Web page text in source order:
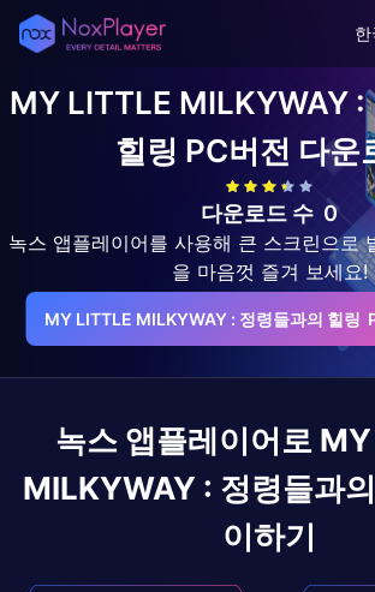
한
MY LITTLE MILKYWAY :
힐링 PC버전 다운
다운로드 수 0
녹스 앱플레이어를 사용해 큰 스크린으로
을 마음껏 즐겨 보세요!
MY LITTLE MILKYWAY : 정령들과의 힐링
녹스 앱플레이어로
MILKYWAY : 정령들과
이하기